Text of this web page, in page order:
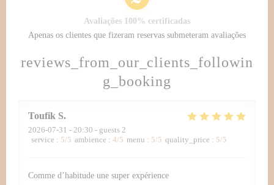
reviews_from_our_clients_followin
g_booking
Toufik S
2026-07-31 - 20:30 - guests 2
service : 5/5 ambience : 4/5 menu : 5/5 quality_price : 5/5
Comme d’habitude une super expérience
Avaliações 100% certificadas
Apenas os clientes que fizeram reservas submeteram avaliações